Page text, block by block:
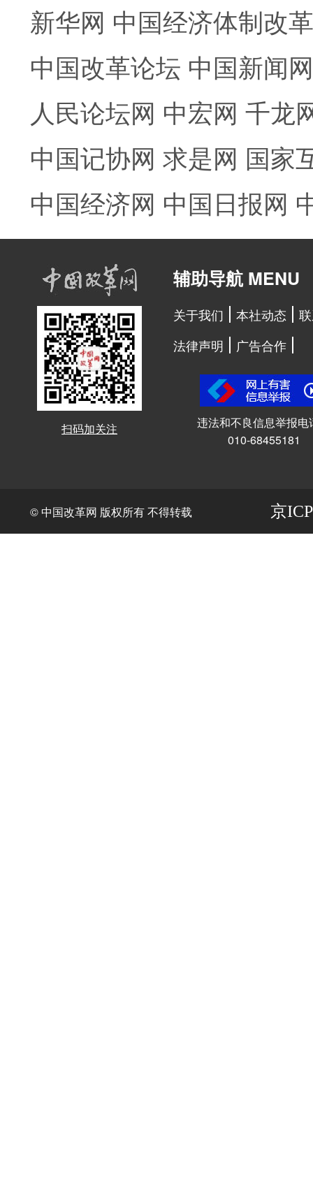
新华网 中国经济体制改
中国改革论坛 中国新闻网
人民论坛网 中宏网 千龙
中国记协网 求是网 国家
中国经济网 中国日报网
扫码加关注
辅助导航 MENU
关于我们 本社动态
法律声明
广告合作
违法和不良信息举报电
010-68455181
© 中国改革网 版权所有 不得转载 京